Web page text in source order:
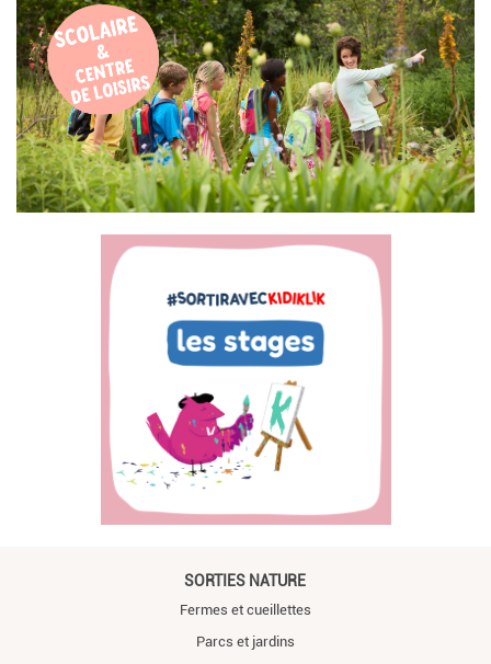
SORTIES NATURE
Fermes et cueillettes
Parcs et jardins